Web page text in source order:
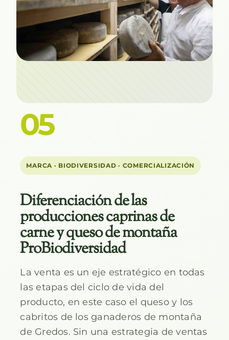
05
MARCA · BIODIVERSIDAD · COMERCIALIZACIÓN
Diferenciación de las
producciones caprinas de
carne y queso de montaña
ProBiodiversidad
La venta es un eje estratégico en todas
las etapas del ciclo de vida del
producto, en este caso el queso y los
cabritos de los ganaderos de montaña
de Gredos. Sin una estrategia de ventas